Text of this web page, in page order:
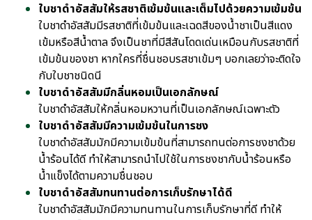
ใบชาดำอัสสัมให้รสชาติเข้มข้นและเต็มไปด้วยความเข้มข้น
ใบชาดำอัสสัมมีรสชาติที่เข้มข้นและเฉดสีของน้ำชาเป็นสีแดง
เข้มหรือสีน้ำตาล จึงเป็นชาที่มีสีสันโดดเด่นเหมือนกับรสชาติที่
เข้มข้นของชา หากใครที่ชื่นชอบรสชาเข้มๆ บอกเลยว่าจะติดใจ
กับใบชาชนิดนี
ใบชาดำอัสสัมมีกลิ่นหอมเป็นเอกลักษณ์
ใบชาดำอัสสัมให้กลิ่นหอมหวานที่เป็นเอกลักษณ์เฉพาะตัว
ใบชาดำอัสสัมมีความเข้มข้นในการชง
ใบชาดำอัสสัมมักมีความเข้มข้นที่สามารถทนต่อการชงชาด้วย
น้ำร้อนได้ดี ทำให้สามารถนำไปใช้ในการชงชากับน้ำร้อนหรือ
น้ำแข็งได้ตามความชื่นชอบ
ใบชาดำอัสสัมทนทานต่อการเก็บรักษาได้ดี
ใบชาดำอัสสัมมักมีความทนทานในการเก็บรักษาที่ดี ทำให้